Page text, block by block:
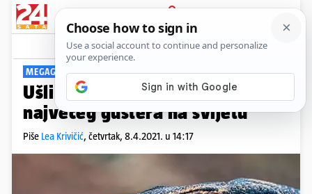
PRIJAVA
Viral Komentari
MEGAGUŠTER
Ušli u dućan i na polici vidjeli
najvećeg guštera na svijetu
Piše Lea Krivičić, četvrtak, 8.4.2021. u 14:17